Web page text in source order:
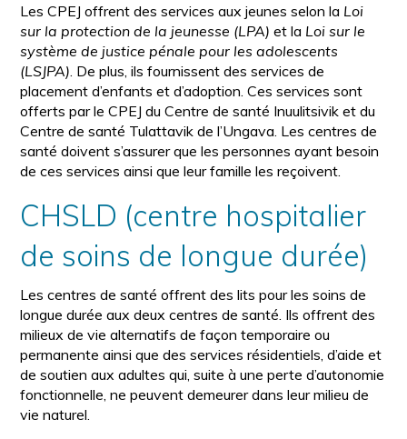
Les CPEJ offrent des services aux jeunes selon la Loi
sur la protection de la jeunesse (LPA) et la Loi sur le
système de justice pénale pour les adolescents
(LSJPA) . De plus, ils fournissent des services de
placement d’enfants et d’adoption. Ces services sont
offerts par le CPEJ du Centre de santé Inuulitsivik et du
Centre de santé Tulattavik de l’Ungava. Les centres de
santé doivent s’assurer que les personnes ayant besoin
de ces services ainsi que leur famille les reçoivent.
CHSLD (centre hospitalier
de soins de longue durée)
Les centres de santé offrent des lits pour les soins de
longue durée aux deux centres de santé. Ils offrent des
milieux de vie alternatifs de façon temporaire ou
permanente ainsi que des services résidentiels, d’aide et
de soutien aux adultes qui, suite à une perte d’autonomie
fonctionnelle, ne peuvent demeurer dans leur milieu de
vie naturel.